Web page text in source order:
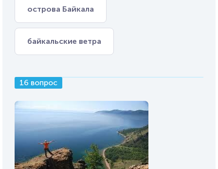
острова Байкала
байкальские ветра
16 вопрос